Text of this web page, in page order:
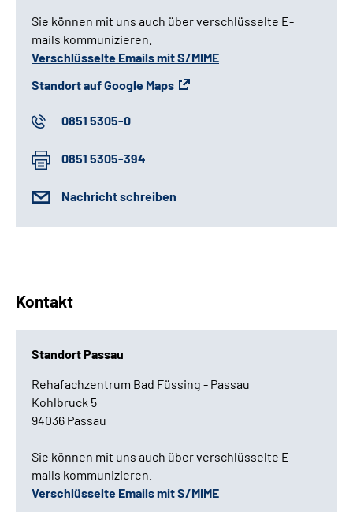
Sie können mit uns auch über verschlüsselte E-
mails kommunizieren.
Verschlüsselte Emails mit S/MIME
Standort auf Google Maps
0851 5305-0
0851 5305-394
Nachricht schreiben
Kontakt
Standort Passau
Rehafachzentrum Bad Füssing - Passau
Kohlbruck 5
94036 Passau
Sie können mit uns auch über verschlüsselte E-
mails kommunizieren.
Verschlüsselte Emails mit S/MIME